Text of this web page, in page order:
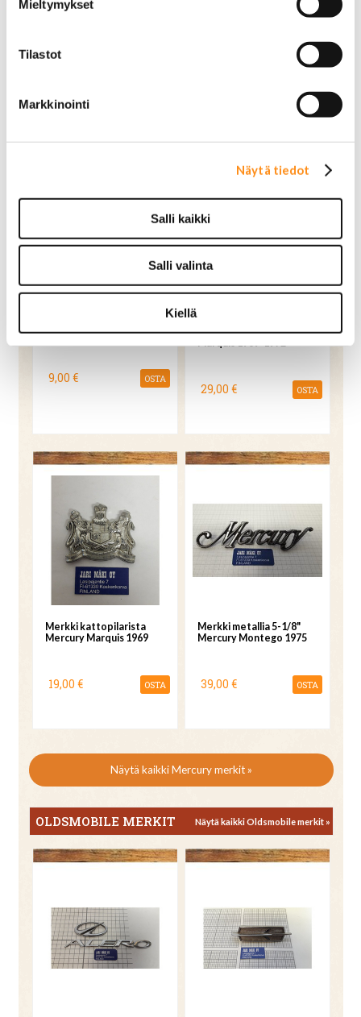
Mieltymykset
Tilastot
Markkinointi
Näytä tiedot
Salli kaikki
Salli valinta
Kiellä
Näytä kaikki Mercury merkit »
1/8" Mercury Cougar
9,00 € OSTA
Merkki metallia
sivupilarista Mercury
Marquis 1969-1972
29,00 € OSTA
Merkki kattopilarista
Mercury Marquis 1969
19,00 € OSTA
Merkki metallia 5-1/8"
Mercury Montego 1975
39,00 € OSTA
Näytä kaikki Mercury merkit »
OLDSMOBILE MERKIT Näytä kaikki Oldsmobile merkit »